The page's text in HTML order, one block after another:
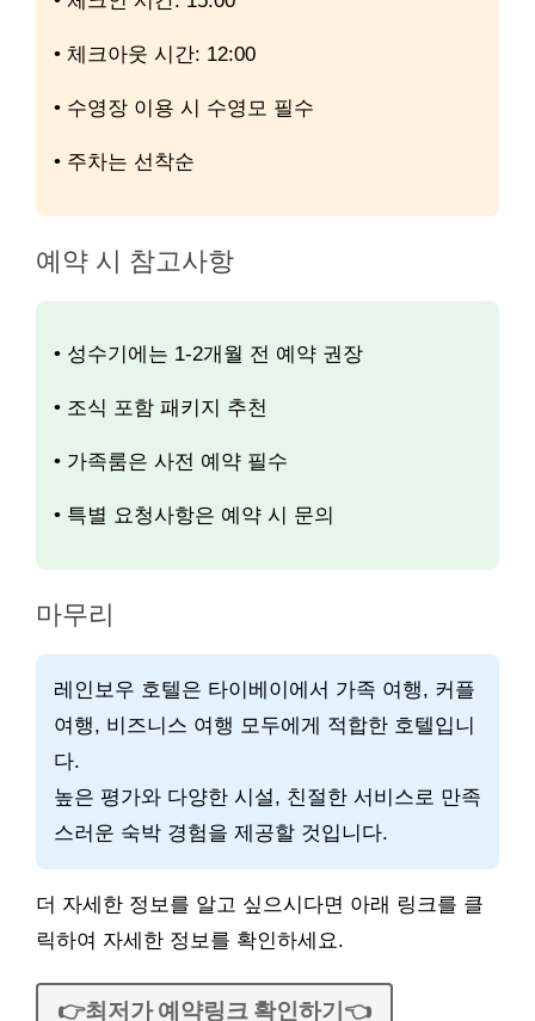
• 체크아웃 시간: 12:00
• 수영장 이용 시 수영모 필수
• 주차는 선착순
예약 시 참고사항
• 성수기에는 1-2개월 전 예약 권장
• 조식 포함 패키지 추천
• 가족룸은 사전 예약 필수
• 특별 요청사항은 예약 시 문의
마무리
레인보우 호텔은 타이베이에서 가족 여행, 커플
여행, 비즈니스 여행 모두에게 적합한 호텔입니
다.
높은 평가와 다양한 시설, 친절한 서비스로 만족
스러운 숙박 경험을 제공할 것입니다.
더 자세한 정보를 알고 싶으시다면 아래 링크를 클
릭하여 자세한 정보를 확인하세요.
👉최저가 예약링크 확인하기👈